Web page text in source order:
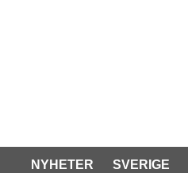
NYHETER SVERIGE